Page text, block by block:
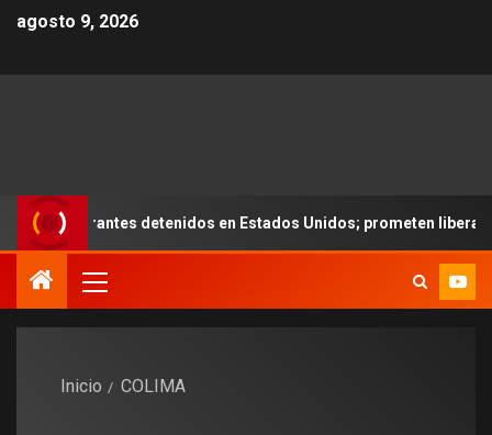
agosto 9, 2026
detenidos en Estados Unidos; prometen liberarlos
Inicio COLIMA